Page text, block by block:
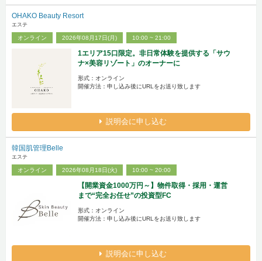
OHAKO Beauty Resort
エステ
オンライン 2026年08月17日(月) 10:00 ~ 21:00
1エリア15口限定。非日常体験を提供する「サウ
ナ×美容リゾート」のオーナーに
形式：オンライン
開催方法：申し込み後にURLをお送り致します
説明会に申し込む
韓国肌管理Belle
エステ
オンライン 2026年08月18日(火) 10:00 ~ 20:00
【開業資金1000万円～】物件取得・採用・運営
まで“完全お任せ”の投資型FC
形式：オンライン
開催方法：申し込み後にURLをお送り致します
説明会に申し込む